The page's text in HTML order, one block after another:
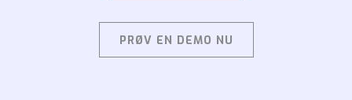
PRØV EN DEMO NU